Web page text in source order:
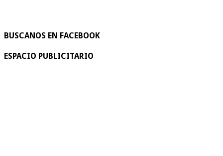
BUSCANOS EN FACEBOOK
ESPACIO PUBLICITARIO